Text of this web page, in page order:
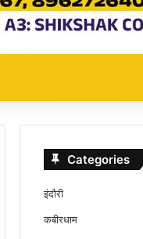
Categories
इंदौरी
कबीरधाम